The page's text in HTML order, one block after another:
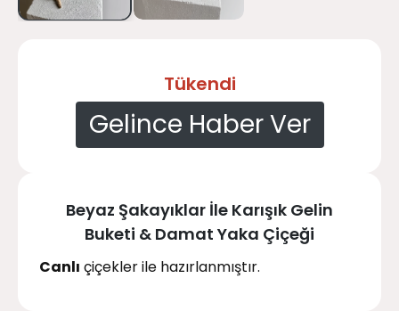
Tükendi
Gelince Haber Ver
Beyaz Şakayıklar İle Karışık Gelin
Buketi & Damat Yaka Çiçeği
Canlı çiçekler ile hazırlanmıştır.